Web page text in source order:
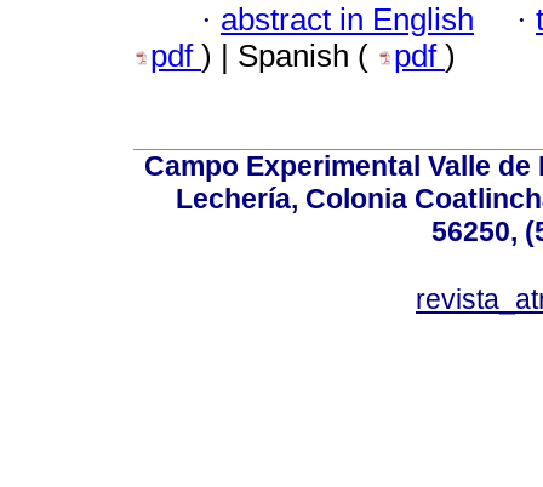
· abstract in English ·
pdf ) | Spanish ( pdf )
Campo Experimental Valle
Lechería, Colonia
56250,